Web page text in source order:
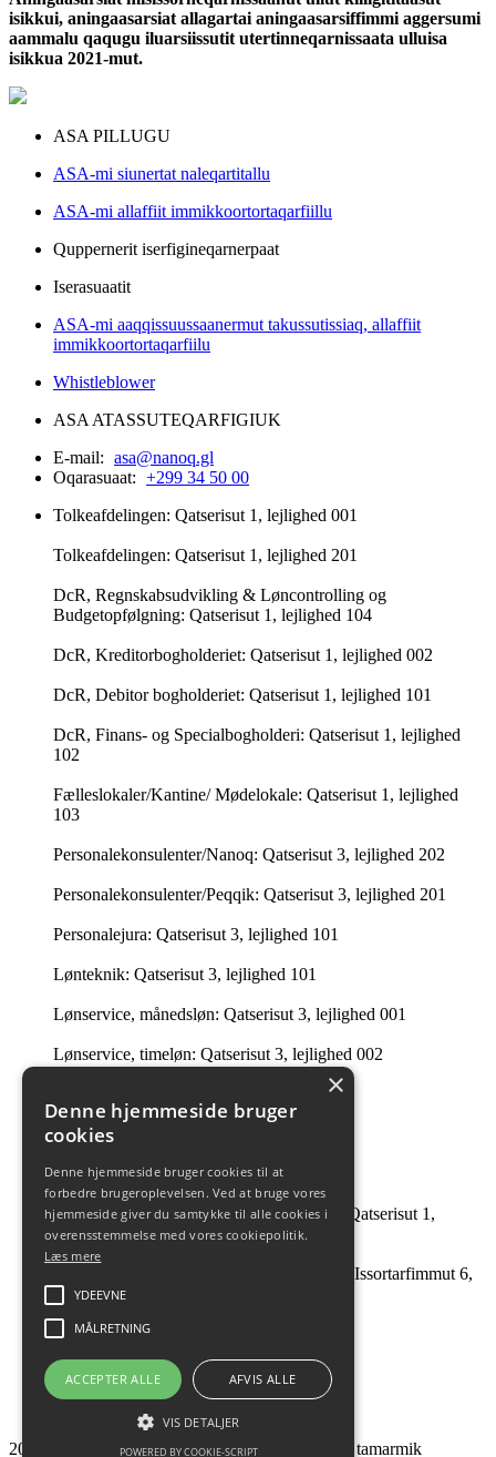
isikkui, aningaasarsiat allagartai aningaasarsiffimmi aggersumi
aammalu qaqugu iluarsiissutit utertinneqarnissaata ulluisa
isikkua 2021-mut.
ASA PILLUGU
ASA-mi siunertat naleqartitallu
ASA-mi allaffiit immikkoortortaqarfiillu
Quppernerit iserfigineqarnerpaat
Iserasuaatit
ASA-mi aaqqissuussaanermut takussutissiaq, allaffiit
immikkoortortaqarfiilu
Whistleblower
ASA ATASSUTEQARFIGIUK
E-mail: asa@nanoq.gl
Oqarasuaat: +299 34 50 00
Tolkeafdelingen: Qatserisut 1, lejlighed 001
Tolkeafdelingen: Qatserisut 1, lejlighed 201
DcR, Regnskabsudvikling & Løncontrolling og
Budgetopfølgning: Qatserisut 1, lejlighed 104
DcR, Kreditorbogholderiet: Qatserisut 1, lejlighed 002
DcR, Debitor bogholderiet: Qatserisut 1, lejlighed 101
DcR, Finans- og Specialbogholderi: Qatserisut 1, lejlighed
102
Fælleslokaler/Kantine/ Mødelokale: Qatserisut 1, lejlighed
103
Personalekonsulenter/Nanoq: Qatserisut 3, lejlighed 202
Personalekonsulenter/Peqqik: Qatserisut 3, lejlighed 201
Personalejura: Qatserisut 3, lejlighed 101
Lønteknik: Qatserisut 3, lejlighed 101
Lønservice, månedsløn: Qatserisut 3, lejlighed 001
Lønservice, timeløn: Qatserisut 3, lejlighed 002
Ledelsessekretariatet: 201 i Qatserisut 3
Intern Revision: Qatserisut 1, lejlighed 504
André Guttesen og Johanne B Tobiassen: Qatserisut 1,
lejlighed 504
Facility Management & Strategisk Indkøb: Issortarfimmut 6,
kælderen
2026 NAALAKKERSUISUT - Pisinnaatitaaffiit tamarmik
×
Denne hjemmeside bruger
cookies
Denne hjemmeside bruger cookies til at
forbedre brugeroplevelsen. Ved at bruge vores
hjemmeside giver du samtykke til alle cookies i
overensstemmelse med vores cookiepolitik.
Læs mere
YDEEVNE
MÅLRETNING
ACCEPTER ALLE AFVIS ALLE
VIS DETALJER
POWERED BY COOKIE-SCRIPT